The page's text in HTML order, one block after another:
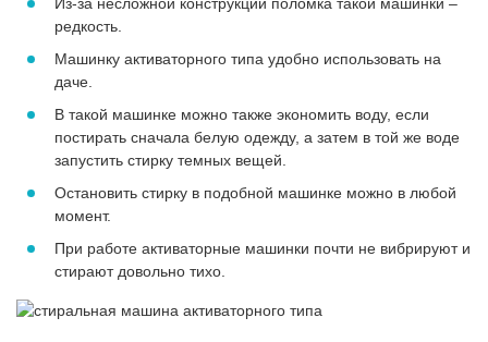
редкость.
Машинку активаторного типа удобно использовать на
даче.
В такой машинке можно также экономить воду, если
постирать сначала белую одежду, а затем в той же воде
запустить стирку темных вещей.
Остановить стирку в подобной машинке можно в любой
момент.
При работе активаторные машинки почти не вибрируют и
стирают довольно тихо.